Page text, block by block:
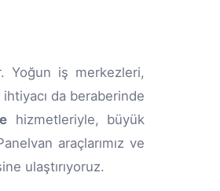
Yoğun iş merkezleri,
da beraberinde
hizmetleriyle, büyük
araçlarımız ve
ulaştırıyoruz.